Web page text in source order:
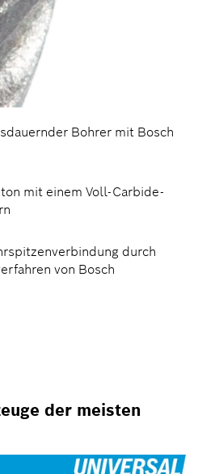
Bohrer mit Bosch
mit einem Voll-Carbide-
durch
von Bosch
der meisten